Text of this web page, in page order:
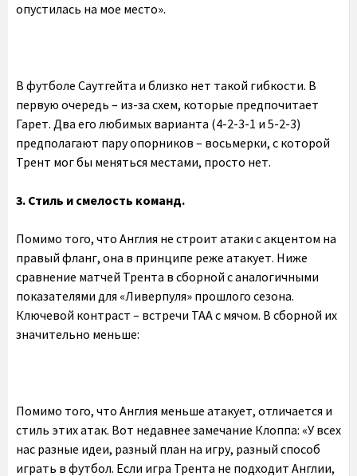
опустилась на мое место».
В футболе Саутгейта и близко нет такой гибкости. В
первую очередь – из-за схем, которые предпочитает
Гарет. Два его любимых варианта (4-2-3-1 и 5-2-3)
предполагают пару опорников – восьмерки, с которой
Трент мог бы меняться местами, просто нет.
3. Стиль и смелость команд.
Помимо того, что Англия не строит атаки с акцентом на
правый фланг, она в принципе реже атакует. Ниже
сравнение матчей Трента в сборной с аналогичными
показателями для «Ливерпуля» прошлого сезона.
Ключевой контраст – встречи ТАА с мячом. В сборной их
значительно меньше:
Помимо того, что Англия меньше атакует, отличается и
стиль этих атак. Вот недавнее замечание Клоппа: «У всех
нас разные идеи, разный план на игру, разный способ
играть в футбол. Если игра Трента не подходит Англии,